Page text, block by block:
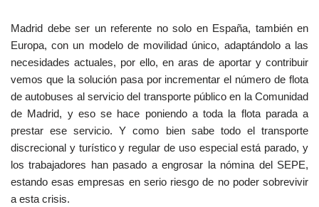
Madrid debe ser un referente no solo en España, también en
Europa, con un modelo de movilidad único, adaptándolo a las
necesidades actuales, por ello, en aras de aportar y contribuir
vemos que la solución pasa por incrementar el número de flota
de autobuses al servicio del transporte público en la Comunidad
de Madrid, y eso se hace poniendo a toda la flota parada a
prestar ese servicio. Y como bien sabe todo el transporte
discrecional y turístico y regular de uso especial está parado, y
los trabajadores han pasado a engrosar la nómina del SEPE,
estando esas empresas en serio riesgo de no poder sobrevivir
a esta crisis.